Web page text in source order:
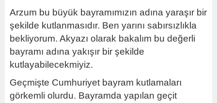
Arzum bu büyük bayramımızın adına yaraşır bir
şekilde kutlanmasıdır. Ben yarını sabırsızlıkla
bekliyorum. Akyazı olarak bakalım bu değerli
bayramı adına yakışır bir şekilde
kutlayabilecekmiyiz.
Geçmişte Cumhuriyet bayram kutlamaları
görkemli olurdu. Bayramda yapılan geçit